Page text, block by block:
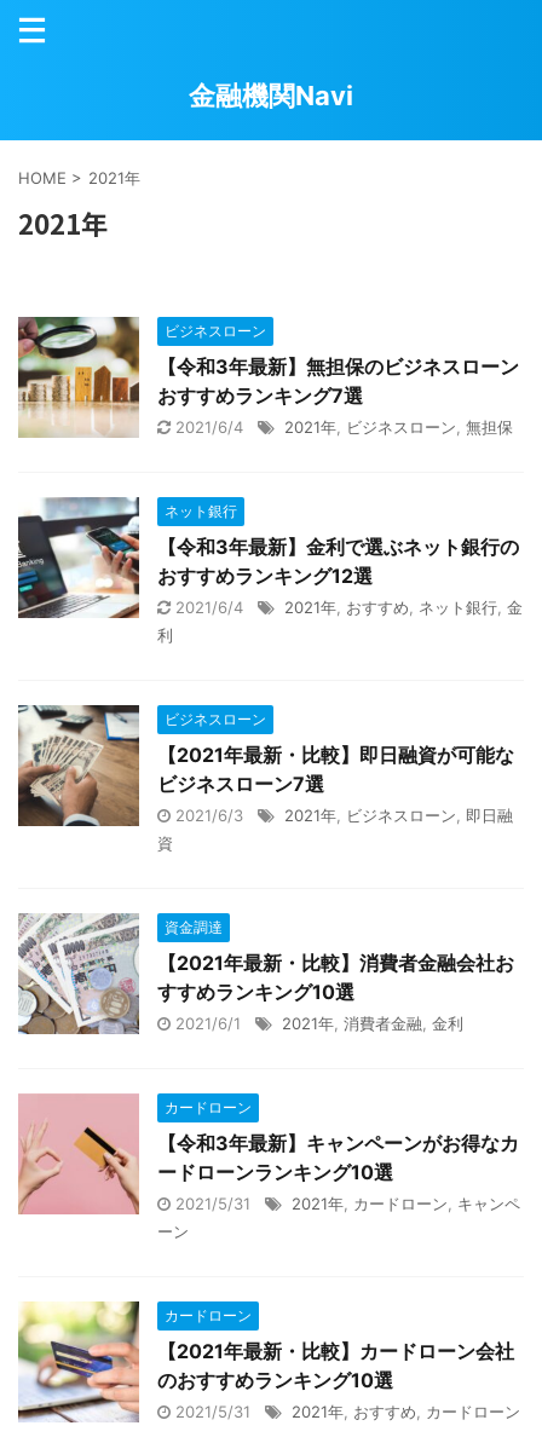
金融機関Navi
HOME > 2021年
2021年
ビジネスローン
【令和3年最新】無担保のビジネスローン
おすすめランキング7選
2021/6/4 2021年 ビジネスローン 無担保
ネット銀行
【令和3年最新】金利で選ぶネット銀行の
おすすめランキング12選
2021/6/4 2021年 おすすめ ネット銀行 金
利
ビジネスローン
【2021年最新・比較】即日融資が可能な
ビジネスローン7選
2021/6/3 2021年 ビジネスローン
即日融
資
資金調達
【2021年最新・比較】消費者金融会社お
すすめランキング10選
2021/6/1 2021年 消費者金融 金利
カードローン
【令和3年最新】キャンペーンがお得なカ
ードローンランキング10選
2021/5/31 2021年 カードローン
キャンペ
ーン
カードローン
【2021年最新・比較】カードローン会社
のおすすめランキング10選
2021/5/31 2021年 おすすめ カードローン